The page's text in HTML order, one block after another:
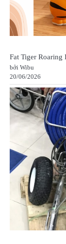
Fat Tiger
bởi Wibu
20/06/2026